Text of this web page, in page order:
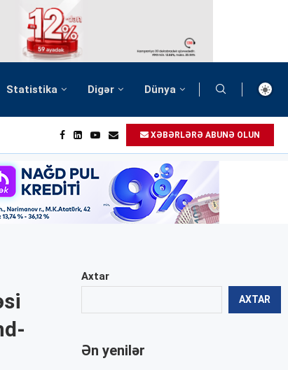
Statistika Digər Dünya
XƏBƏRLƏRƏ ABUNƏ OLUN
Axtar
AXTAR
Ən yenilər